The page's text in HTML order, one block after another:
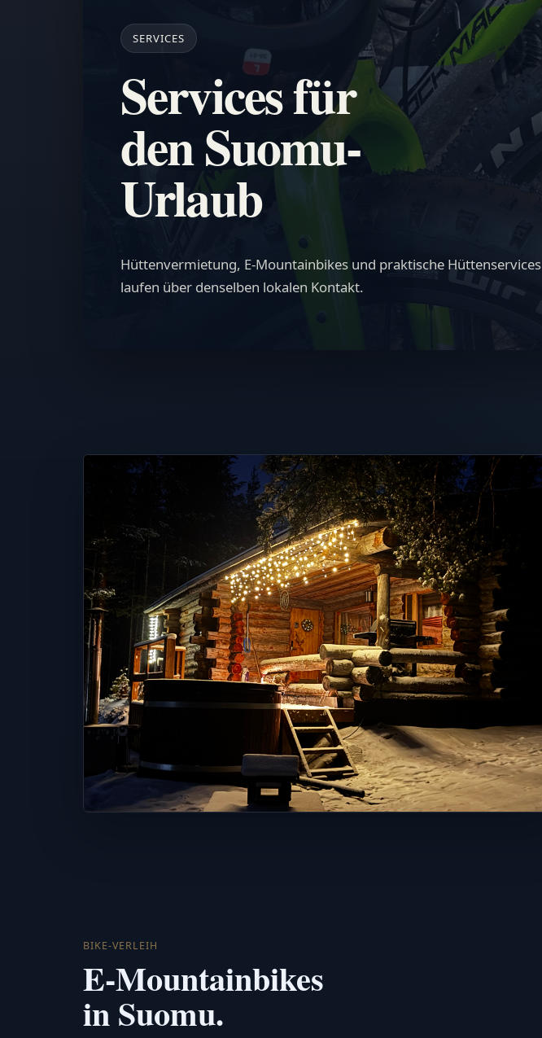
SERVICES
Services für
den Suomu-
Urlaub
Hüttenvermietung, E-Mountainbikes und praktische Hüttenservices
laufen über denselben lokalen Kontakt.
BIKE-VERLEIH
E-Mountainbikes
in Suomu.